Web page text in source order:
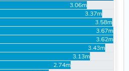
3.06m
3.37m
3.58m
3.67m
3.62m
3.43m
3.13m
2.74m